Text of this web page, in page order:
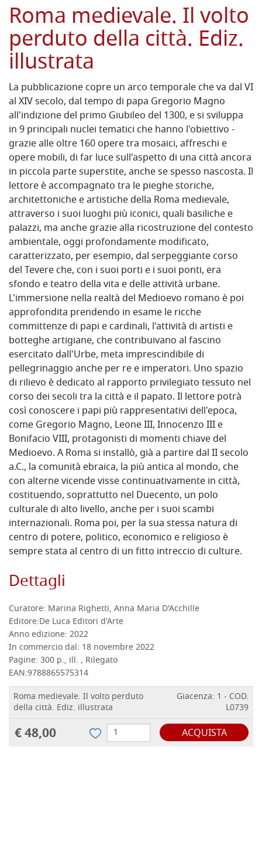
Roma medievale. Il volto
perduto della città. Ediz.
illustrata
La pubblicazione copre un arco temporale che va dal VI
al XIV secolo, dal tempo di papa Gregorio Magno
all'indizione del primo Giubileo del 1300, e si sviluppa
in 9 principali nuclei tematici che hanno l'obiettivo -
grazie alle oltre 160 opere tra mosaici, affreschi e
opere mobili, di far luce sull'aspetto di una città ancora
in piccola parte superstite, anche se spesso nascosta. Il
lettore è accompagnato tra le pieghe storiche,
architettoniche e artistiche della Roma medievale,
attraverso i suoi luoghi più iconici, quali basiliche e
palazzi, ma anche grazie alla ricostruzione del contesto
ambientale, oggi profondamente modificato,
caratterizzato, per esempio, dal serpeggiante corso
del Tevere che, con i suoi porti e i suoi ponti, era
sfondo e teatro della vita e delle attività urbane.
L'immersione nella realtà del Medioevo romano è poi
approfondita prendendo in esame le ricche
committenze di papi e cardinali, l'attività di artisti e
botteghe artigiane, che contribuivano al fascino
esercitato dall'Urbe, meta imprescindibile di
pellegrinaggio anche per re e imperatori. Uno spazio
di rilievo è dedicato al rapporto privilegiato tessuto nel
corso dei secoli tra la città e il papato. Il lettore potrà
così conoscere i papi più rappresentativi dell'epoca,
come Gregorio Magno, Leone III, Innocenzo III e
Bonifacio VIII, protagonisti di momenti chiave del
Medioevo. A Roma si installò, già a partire dal II secolo
a.C., la comunità ebraica, la più antica al mondo, che
con alterne vicende visse continuativamente in città,
costituendo, soprattutto nel Duecento, un polo
culturale di alto livello, anche per i suoi scambi
internazionali. Roma poi, per la sua stessa natura di
centro di potere, politico, economico e religioso è
sempre stata al centro di un fitto intreccio di culture.
Dettagli
Curatore: Marina Righetti, Anna Maria D'Acchille
Editore:De Luca Editori d'Arte
Anno edizione: 2022
In commercio dal: 18 novembre 2022
Pagine: 300 p., ill. , Rilegato
EAN:9788865575314
Roma medievale. Il volto perduto
della città. Ediz. illustrata
Giacenza: 1 - COD.
L0739
€ 48,00 ACQUISTA